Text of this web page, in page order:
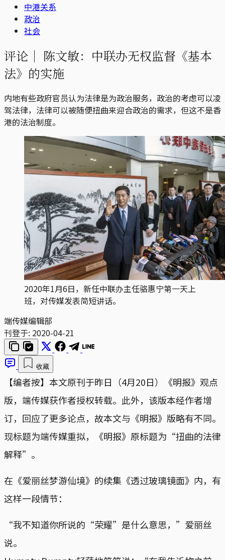
中港关系
政治
社会
评论｜ 陈文敏：中联办无权监督《基本
法》的实施
内地有些政府官员认为法律是为政治服务，政治的考虑可以凌
驾法律，法律可以被随便扭曲来迎合政治的需求，但这不是香
港的法治制度。
2020年1月6日，新任中联办主任骆惠宁第一天上
班，对传媒发表简短讲话。
端传媒编辑部
刊登于: 2020-04-21
收藏
【编者按】本文原刊于昨日（4月20日）《明报》观点
版，端传媒获作者授权转载。此外，该版本经作者增
订，回应了更多论点，故本文与《明报》版略有不同。
现标题为端传媒重拟，《明报》原标题为“扭曲的法律
解释”。
在《爱丽丝梦游仙境》的续集《透过玻璃镜面》内，有
这样一段情节：
“我不知道你所说的“荣耀”是什么意思，”爱丽丝
说。